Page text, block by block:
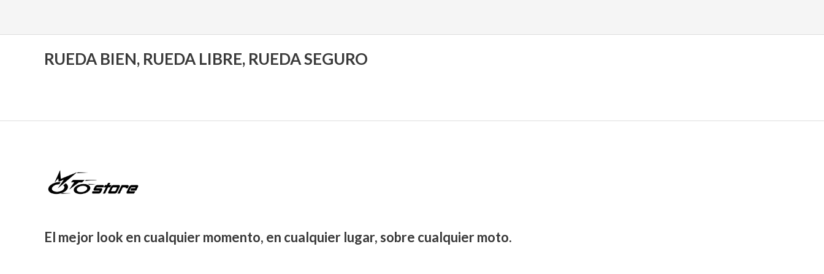
RUEDA BIEN, RUEDA LIBRE, RUEDA SEGURO
El mejor look en cualquier momento, en cualquier lugar, sobre cualquier moto.